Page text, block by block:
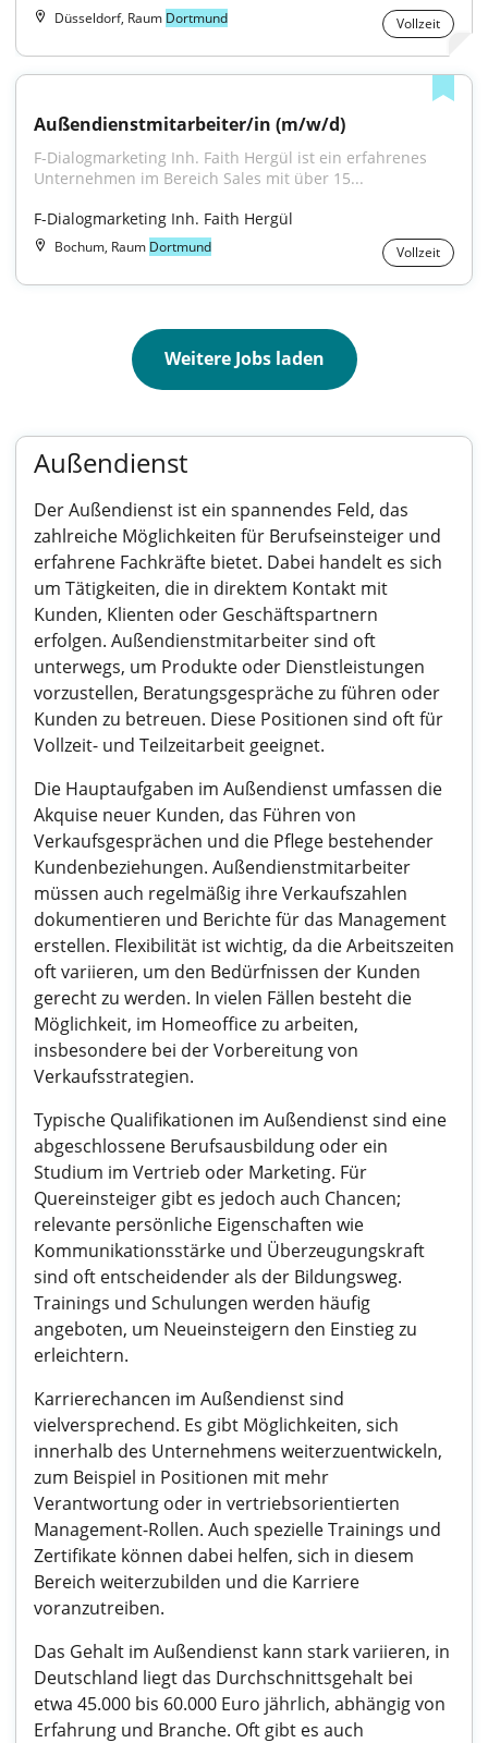
Düsseldorf, Raum Dortmund Vollzeit
Außendienstmitarbeiter/in (m/w/d)
F-Dialogmarketing Inh. Faith Hergül ist ein erfahrenes
Unternehmen im Bereich Sales mit über 15...
F-Dialogmarketing Inh. Faith Hergül
Bochum, Raum Dortmund Vollzeit
Weitere Jobs laden
Außendienst
Der Außendienst ist ein spannendes Feld, das
zahlreiche Möglichkeiten für Berufseinsteiger und
erfahrene Fachkräfte bietet. Dabei handelt es sich
um Tätigkeiten, die in direktem Kontakt mit
Kunden, Klienten oder Geschäftspartnern
erfolgen. Außendienstmitarbeiter sind oft
unterwegs, um Produkte oder Dienstleistungen
vorzustellen, Beratungsgespräche zu führen oder
Kunden zu betreuen. Diese Positionen sind oft für
Vollzeit- und Teilzeitarbeit geeignet.
Die Hauptaufgaben im Außendienst umfassen die
Akquise neuer Kunden, das Führen von
Verkaufsgesprächen und die Pflege bestehender
Kundenbeziehungen. Außendienstmitarbeiter
müssen auch regelmäßig ihre Verkaufszahlen
dokumentieren und Berichte für das Management
erstellen. Flexibilität ist wichtig, da die Arbeitszeiten
oft variieren, um den Bedürfnissen der Kunden
gerecht zu werden. In vielen Fällen besteht die
Möglichkeit, im Homeoffice zu arbeiten,
insbesondere bei der Vorbereitung von
Verkaufsstrategien.
Typische Qualifikationen im Außendienst sind eine
abgeschlossene Berufsausbildung oder ein
Studium im Vertrieb oder Marketing. Für
Quereinsteiger gibt es jedoch auch Chancen;
relevante persönliche Eigenschaften wie
Kommunikationsstärke und Überzeugungskraft
sind oft entscheidender als der Bildungsweg.
Trainings und Schulungen werden häufig
angeboten, um Neueinsteigern den Einstieg zu
erleichtern.
Karrierechancen im Außendienst sind
vielversprechend. Es gibt Möglichkeiten, sich
innerhalb des Unternehmens weiterzuentwickeln,
zum Beispiel in Positionen mit mehr
Verantwortung oder in vertriebsorientierten
Management-Rollen. Auch spezielle Trainings und
Zertifikate können dabei helfen, sich in diesem
Bereich weiterzubilden und die Karriere
voranzutreiben.
Das Gehalt im Außendienst kann stark variieren, in
Deutschland liegt das Durchschnittsgehalt bei
etwa 45.000 bis 60.000 Euro jährlich, abhängig von
Erfahrung und Branche. Oft gibt es auch